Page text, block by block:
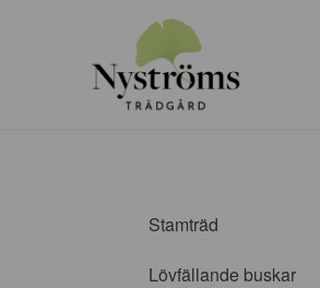
Stamträd
Lövfällande buskar